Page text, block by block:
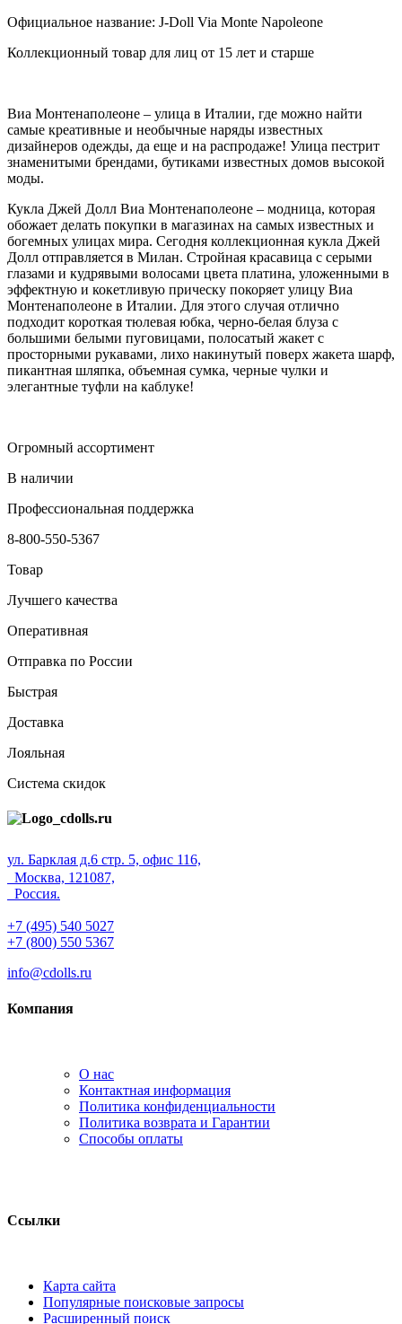
Официальное название: J-Doll Via Monte Napoleone
Коллекционный товар для лиц от 15 лет и старше
Виа Монтенаполеоне – улица в Италии, где можно найти
самые креативные и необычные наряды известных
дизайнеров одежды, да еще и на распродаже! Улица пестрит
знаменитыми брендами, бутиками известных домов высокой
моды.
Кукла Джей Долл Виа Монтенаполеоне – модница, которая
обожает делать покупки в магазинах на самых известных и
богемных улицах мира. Сегодня коллекционная кукла Джей
Долл отправляется в Милан. Стройная красавица с серыми
глазами и кудрявыми волосами цвета платина, уложенными в
эффектную и кокетливую прическу покоряет улицу Виа
Монтенаполеоне в Италии. Для этого случая отлично
подходит короткая тюлевая юбка, черно-белая блуза с
большими белыми пуговицами, полосатый жакет с
просторными рукавами, лихо накинутый поверх жакета шарф,
пикантная шляпка, объемная сумка, черные чулки и
элегантные туфли на каблуке!
Огромный ассортимент
В наличии
Профессиональная поддержка
8-800-550-5367
Товар
Лучшего качества
Оперативная
Отправка по России
Быстрая
Доставка
Лояльная
Система скидок
ул. Барклая д.6 стр. 5, офис 116,
Москва, 121087,
Россия.
+7 (495) 540 5027
+7 (800) 550 5367
info@cdolls.ru
Компания
О нас
Контактная информация
Политика конфиденциальности
Политика возврата и Гарантии
Способы оплаты
Ссылки
Карта сайта
Популярные поисковые запросы
Расширенный поиск